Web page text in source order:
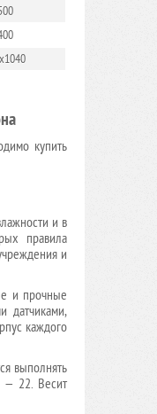
купить
и в
правила
и
и прочные
датчиками,
каждого
выполнять
— 22. Весит